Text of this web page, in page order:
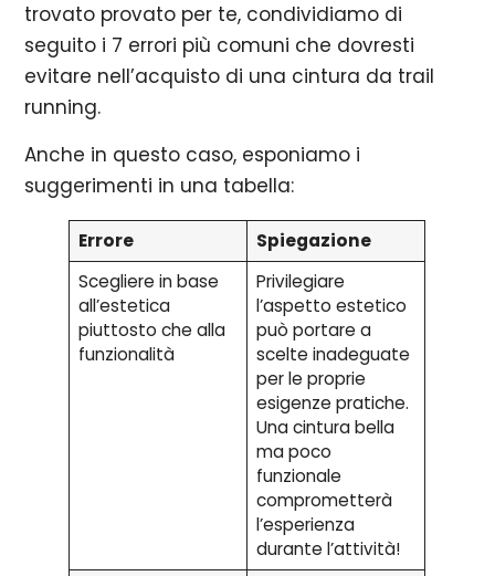
trovato provato per te, condividiamo di
seguito i 7 errori più comuni che dovresti
evitare nell’acquisto di una cintura da trail
running.
Anche in questo caso, esponiamo i
suggerimenti in una tabella:
Errore
Spiegazione
Scegliere in base
all’estetica
piuttosto che alla
funzionalità
Privilegiare
l’aspetto estetico
può portare a
scelte inadeguate
per le proprie
esigenze pratiche.
Una cintura bella
ma poco
funzionale
comprometterà
l’esperienza
durante l’attività!